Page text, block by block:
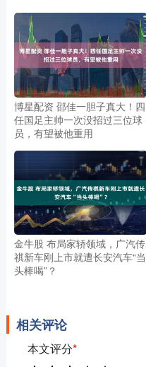
博星配资 邵佳一胆子真大！四
任国足主帅一次没招过三位球
员，有望被他重用
金牛股 布局家轿领域，广汽传
祺新车刚上市就遭长安汽车“当
头棒喝”？
相关评论
本文评分*